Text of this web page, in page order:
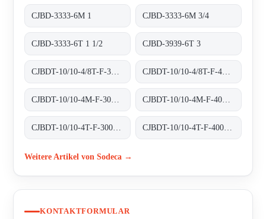
CJBD-3333-6M 1 CJBD-3333-6M 3/4
CJBD-3333-6T 1 1/2 CJBD-3939-6T 3
Weitere Artikel von Sodeca →
KONTAKTFORMULAR